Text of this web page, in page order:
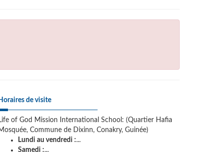
Horaires de visite
of God Mission International School: (Quartier Hafia
Commune de Dixinn, Conakry, Guinée)
Lundi au vendredi :...
Samedi :...